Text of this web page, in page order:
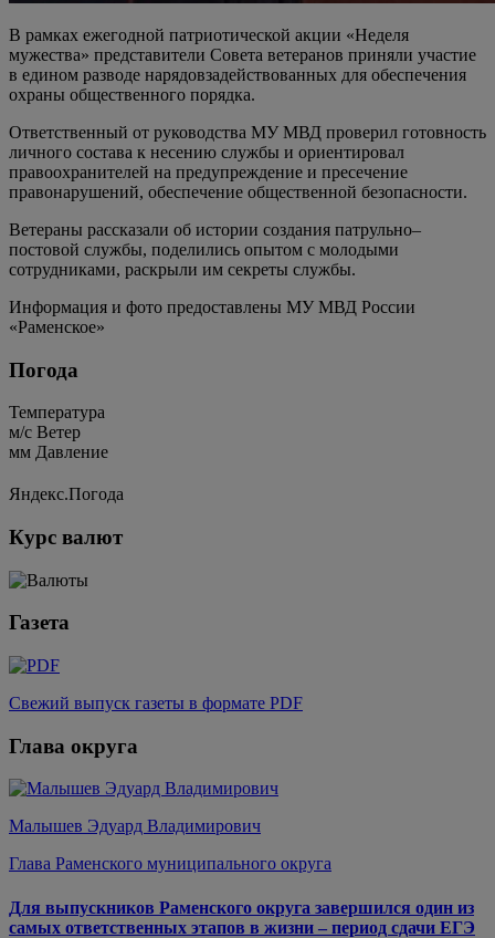
В рамках ежегодной патриотической акции «Неделя
мужества» представители Совета ветеранов приняли участие
в едином разводе нарядовзадействованных для обеспечения
охраны общественного порядка.
Ответственный от руководства МУ МВД проверил готовность
личного состава к несению службы и ориентировал
правоохранителей на предупреждение и пресечение
правонарушений, обеспечение общественной безопасности.
Ветераны рассказали об истории создания патрульно–
постовой службы, поделились опытом с молодыми
сотрудниками, раскрыли им секреты службы.
Информация и фото предоставлены МУ МВД России
«Раменское»
Погода
Температура
м/c Ветер
мм Давление
Яндекс.Погода
Курс валют
Газета
Свежий выпуск газеты в формате PDF
Глава округа
Малышев Эдуард Владимирович
Глава Раменского муниципального округа
Для выпускников Раменского округа завершился один из
самых ответственных этапов в жизни – период сдачи ЕГЭ